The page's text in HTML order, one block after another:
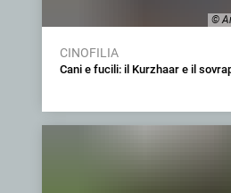
©
CINOFILIA
Cani e fucili: il Kurzhaar e il